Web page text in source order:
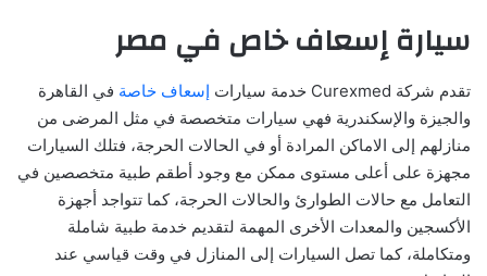
سيارة إسعاف خاص في مصر
تقدم شركة Curexmed خدمة سيارات إسعاف خاصة في القاهرة
والجيزة والإسكندرية فهي سيارات متخصصة في مثل المرضى من
منازلهم إلى الاماكن المرادة أو في الحالات الحرجة، فتلك السيارات
مجهزة على أعلى مستوى ممكن مع وجود أطقم طبية متخصصين في
التعامل مع حالات الطوارئ والحالات الحرجة، كما تتواجد أجهزة
الأكسجين والمعدات الأخرى المهمة لتقديم خدمة طبية شاملة
ومتكاملة، كما تصل السيارات إلى المنازل في وقت قياسي عند